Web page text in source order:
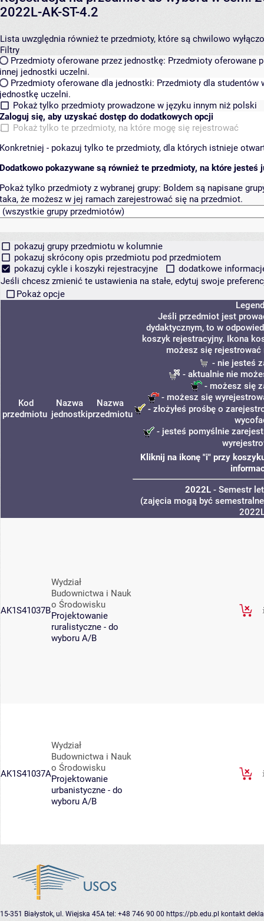
2022L-AK-ST-4.2
Lista uwzględnia również te przedmioty, które są chwilowo
Filtry
Przedmioty oferowane przez jednostkę: Przedmioty oferowane
innej jednostki uczelni.
Przedmioty oferowane dla jednostki: Przedmioty dla studentów
jednostkę uczelni.
Pokaż tylko przedmioty prowadzone w języku innym niż polski
Zaloguj się, aby uzyskać dostęp do dodatkowych opcji
Pokaż tylko te przedmioty, na które mogę się rejestrować
Konkretniej - pokazuj tylko te przedmioty, dla których istnieje
Dodatkowo pokazywane są również te przedmioty, na które jesteś
Pokaż tylko przedmioty z wybranej grupy: Boldem są napisane
taka, że możesz w jej ramach zarejestrować się na przedmiot.
pokazuj grupy przedmiotu w kolumnie
pokazuj skrócony opis przedmiotu pod przedmiotem
pokazuj cykle i koszyki rejestracyjne
dodatkowe
Jeśli chcesz zmienić te ustawienia na stałe, edytuj swoje
Pokaż opcje
Kod
przedmiotu
Nazwa
jednostki
Nazwa
przedmiotu
Jeśli przedmiot jest
dydaktycznym, to w
koszyk rejestracyjny. Ikona
możesz się rejestrować
- nie jesteś
- aktualnie nie
- możesz się
- możesz się
- złożyłeś prośbę o
- jesteś pomyślnie
Kliknij na ikonę "i" przy
2022L - Semestr
(zajęcia mogą być
AK1S41037B
Wydział
Budownictwa i Nauk
o Środowisku
Projektowanie
ruralistyczne - do
wyboru A/B
AK1S41037A
Wydział
Budownictwa i Nauk
o Środowisku
Projektowanie
urbanistyczne - do
wyboru A/B
15-351 Białystok, ul. Wiejska 45A tel: +48 746 90 00 https://pb.edu.pl kontakt